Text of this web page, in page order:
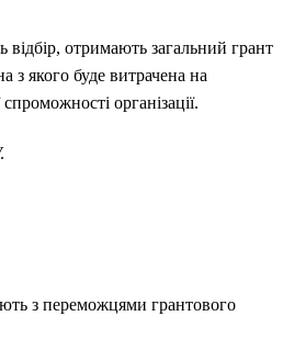
відбір, отримають загальний грант
з якого буде витрачена на
організації.
з переможцями грантового